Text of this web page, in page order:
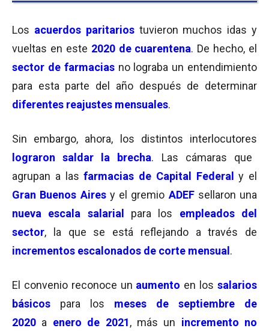
Los acuerdos paritarios tuvieron muchos idas y
vueltas en este 2020 de cuarentena. De hecho, el
sector de farmaciasno lograba un entendimiento
para esta parte del año después de determinar
diferentes reajustes mensuales.
Sin embargo, ahora, los distintos interlocutores
lograron saldar la brecha. Las cámaras que
agrupan a las farmacias de Capital Federal
y el
Gran Buenos Aires y el gremio ADEFsellaron una
nueva escala salarial
para los empleados del
sector, la que se está reflejando a través de
incrementos escalonados de corte mensual .
El convenio reconoce un aumento en lossalarios
básicos para los meses de septiembre de
2020 a enero de 2021, más un incremento no